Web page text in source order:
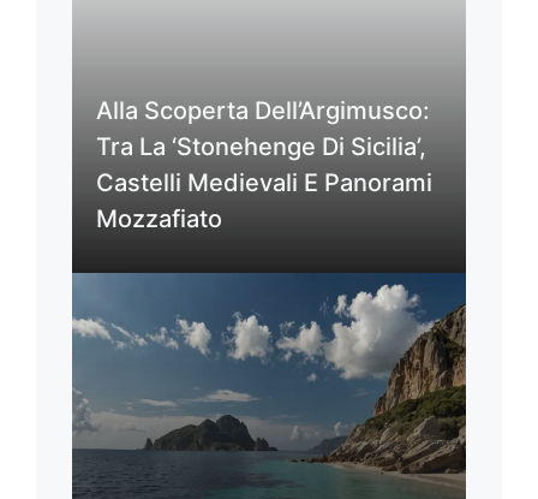
Alla Scoperta Dell’Argimusco:
Tra La ‘Stonehenge Di Sicilia’,
Castelli Medievali E Panorami
Mozzafiato